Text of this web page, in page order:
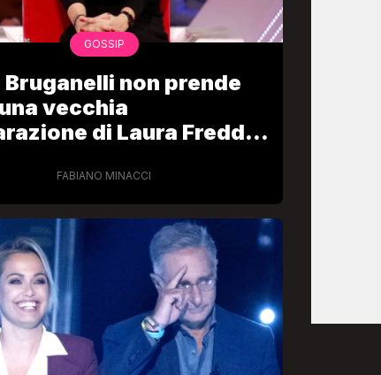
GOSSIP
Bruganelli non prende
vecchia
di Laura Freddi
FABIANO MINACCI